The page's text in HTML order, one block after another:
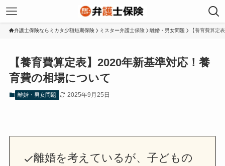
弁護士保険ならミカタ少額短期保険 ミスター弁護士保険 離婚・男女問題 【養育費算定
【養育費算定表】2020年新基準対応！養
育費の相場について
離婚・男女問題 2025年9月25日
離婚を考えているが、子どもの